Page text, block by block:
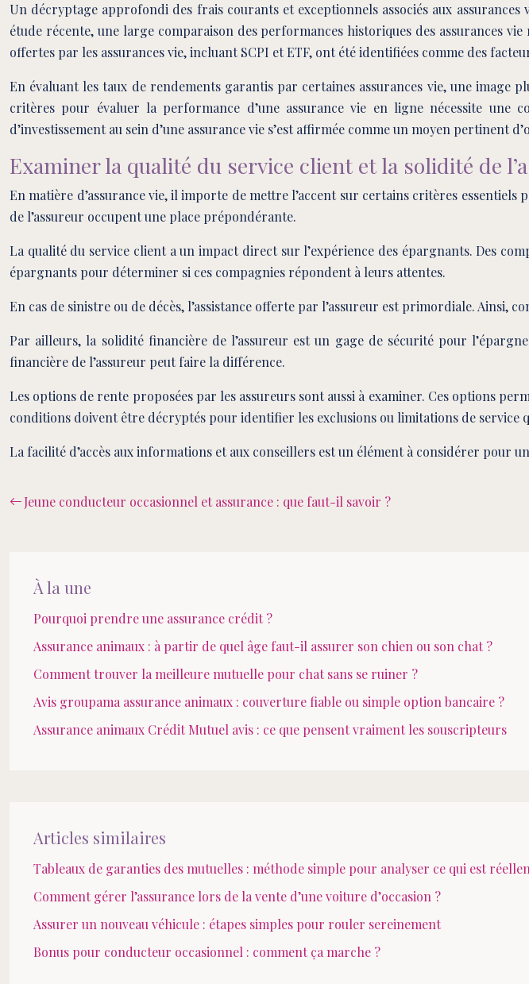
Un décryptage approfondi des frais courants et exceptionnels associés aux
étude récente, une large comparaison des performances historiques des assurances
offertes par les assurances vie, incluant SCPI et ETF, ont été identifiées comme des
En évaluant les taux de rendements garantis par certaines assurances vie, une
critères pour évaluer la performance d’une assurance vie en ligne nécessite une
d’investissement au sein d’une assurance vie s’est affirmée comme un moyen pertinent
Examiner la qualité du service client et la solidité de
En matière d’assurance vie, il importe de mettre l’accent sur certains critères
de l’assureur occupent une place prépondérante.
La qualité du service client a un impact direct sur l’expérience des épargnants. Des
épargnants pour déterminer si ces compagnies répondent à leurs attentes.
En cas de sinistre ou de décès, l’assistance offerte par l’assureur est primordiale. Ainsi,
Par ailleurs, la solidité financière de l’assureur est un gage de sécurité pour
financière de l’assureur peut faire la différence.
Les options de rente proposées par les assureurs sont aussi à examiner. Ces options
conditions doivent être décryptés pour identifier les exclusions ou limitations de
La facilité d’accès aux informations et aux conseillers est un élément à considérer pour
Jeune conducteur occasionnel et assurance : que faut-il savoir ?
À la une
Pourquoi prendre une assurance crédit ?
Assurance animaux : à partir de quel âge faut-il assurer son chien ou son chat ?
Comment trouver la meilleure mutuelle pour chat sans se ruiner ?
Avis groupama assurance animaux : couverture fiable ou simple option bancaire ?
Assurance animaux Crédit Mutuel avis : ce que pensent vraiment les souscripteurs
Articles similaires
Tableaux de garanties des mutuelles : méthode simple pour analyser ce qui est
Comment gérer l’assurance lors de la vente d’une voiture d’occasion ?
Assurer un nouveau véhicule : étapes simples pour rouler sereinement
Bonus pour conducteur occasionnel : comment ça marche ?